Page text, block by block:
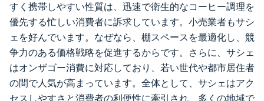
すく携帯しやすい性質は、迅速で衛生的なコーヒー調理を
優先する忙しい消費者に訴求しています。小売業者もサシ
ェを好んでいます。なぜなら、棚スペースを最適化し、競
争力のある価格戦略を促進するからです。さらに、サシェ
はオンザゴー消費に対応しており、若い世代や都市居住者
の間で人気が高まっています。全体として、サシェはアク
セスしやすさと消費者の利便性に牽引され、多くの地域で